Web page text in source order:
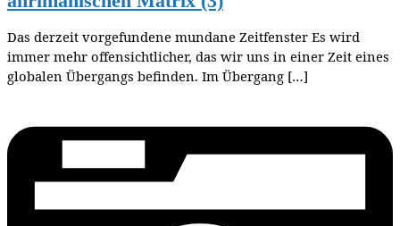
Das derzeit vorgefundene mundane Zeitfenster Es wird
immer mehr offensichtlicher, das wir uns in einer Zeit eines
globalen Übergangs befinden. Im Übergang […]